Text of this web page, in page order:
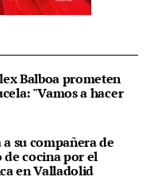
Balboa prometen
"Vamos a hacer
su compañera de
cocina por el
en Valladolid